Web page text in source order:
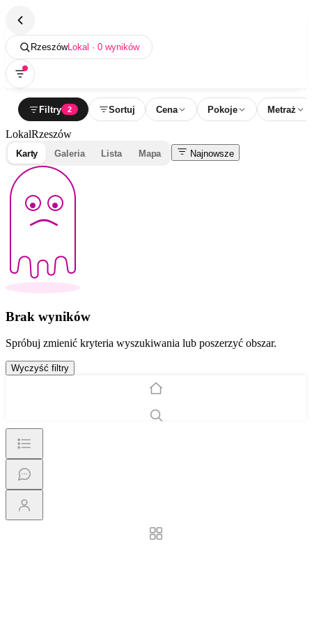
RzeszówLokal · 0 wyników
Filtry 2 Sortuj Cena Pokoje Metraż
LokalRzeszów
Karty Galeria Lista Mapa Najnowsze
Brak wyników
Spróbuj zmienić kryteria wyszukiwania lub poszerzyć obszar.
Wyczyść filtry